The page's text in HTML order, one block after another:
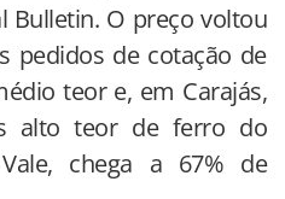
Bulletin. O preço voltou
pedidos de cotação de
teor e, em Carajás,
alto teor de ferro do
chega a 67% de